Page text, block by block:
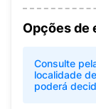
Opções de
Consulte
localidade
poderá